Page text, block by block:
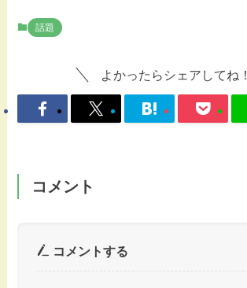
話題
よかったらシェアしてね！
コメント
コメントする